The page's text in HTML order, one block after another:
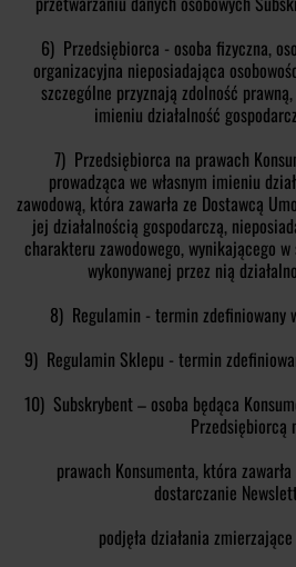
6) Przedsiębiorca - osoba fizyczna,
organizacyjna nieposiadająca
szczególne przyznają zdolność
imieniu działalność
7) Przedsiębiorca na prawach
prowadząca we własnym imieniu
zawodową, która zawarła ze Dostawcą
jej działalnością gospodarczą,
charakteru zawodowego, wynikającego
wykonywanej przez nią
8) Regulamin - termin zdefiniowany
9) Regulamin Sklepu - termin
10) Subskrybent – osoba będąca
Przedsiębiorcą
prawach Konsumenta, która
dostarczanie
podjęła działania